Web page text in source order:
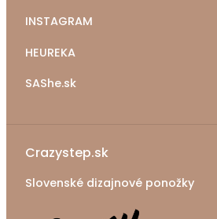
INSTAGRAM
HEUREKA
SAShe.sk
Crazystep.sk
Slovenské dizajnové ponožky